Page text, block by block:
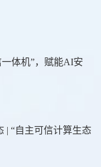
一体机”，赋能AI安
| “自主可信计算生态